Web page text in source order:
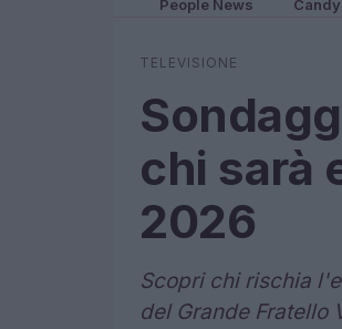
People News Candy
TELEVISIONE
chi sarà
2026
Scopri chi rischia
del Grande Fratello